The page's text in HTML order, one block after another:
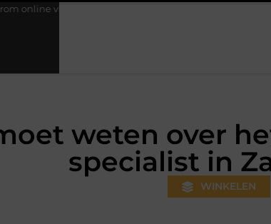
steeds gewoner wordt
weten over
specialist in
WINKELEN